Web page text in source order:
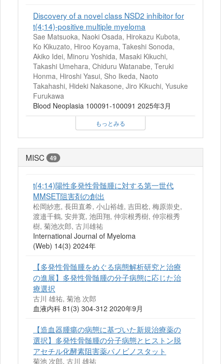
Discovery of a novel class NSD2 inhibitor for
t(4;14)-positive multiple myeloma
Sae Matsuoka, Naoki Osada, Hirokazu Kubota,
Ko Kikuzato, Hiroo Koyama, Takeshi Sonoda,
Akiko Idei, Minoru Yoshida, Masaki Kikuchi,
Takashi Umehara, Chiduru Watanabe, Teruki
Honma, Hiroshi Yasui, Sho Ikeda, Naoto
Takahashi, Hideki Nakasone, Jiro Kikuchi, Yusuke
Furukawa
Blood Neoplasia 100091-100091 2025年3月
もっとみる
MISC 49
t(4;14)陽性多発性骨髄腫に対する第一世代
MMSET阻害剤の創出
松岡紗恵, 長田直希, 小山裕雄, 吉田稔, 梅原崇史,
渡邉千鶴, 安井寛, 池田翔, 仲宗根秀樹, 仲宗根秀
樹, 菊池次郎, 古川雄祐
International Journal of Myeloma
(Web) 14(3) 2024年
【多発性骨髄腫をめぐる病態解析研究と治療
の進展】多発性骨髄腫の分子病態に応じた治
療選択
古川 雄祐, 菊池 次郎
血液内科 81(3) 304-312 2020年9月
【造血器腫瘍の病態に基づいた新規治療薬の
選択】多発性骨髄腫の分子病態とヒストン脱
アセチル化酵素阻害薬パノビノスタット
菊池 次郎, 古川 雄祐